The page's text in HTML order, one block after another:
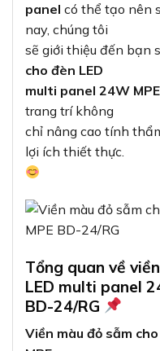
panel có thể tạo nên
nay, chúng tôi
sẽ giới thiệu đến bạn
cho đèn LED
multi panel 24W
trang trí không
chỉ nâng cao tính
lợi ích thiết thực.
Tổng quan về
LED multi panel
BD-24/RG
Viền màu đỏ sẫm